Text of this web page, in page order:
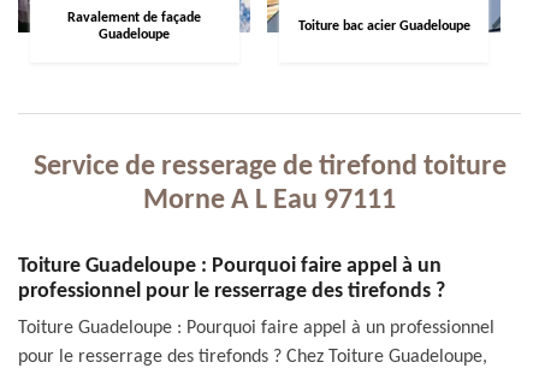
Ravalement de façade
Guadeloupe
Toiture bac acier Guadeloupe
Service de resserage de tirefond toiture
Morne A L Eau 97111
Toiture Guadeloupe : Pourquoi faire appel à un
professionnel pour le resserrage des tirefonds ?
Toiture Guadeloupe : Pourquoi faire appel à un professionnel
pour le resserrage des tirefonds ? Chez Toiture Guadeloupe,